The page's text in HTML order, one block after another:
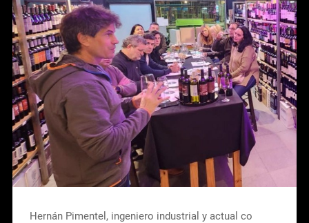
Hernán Pimentel, ingeniero industrial y actual co